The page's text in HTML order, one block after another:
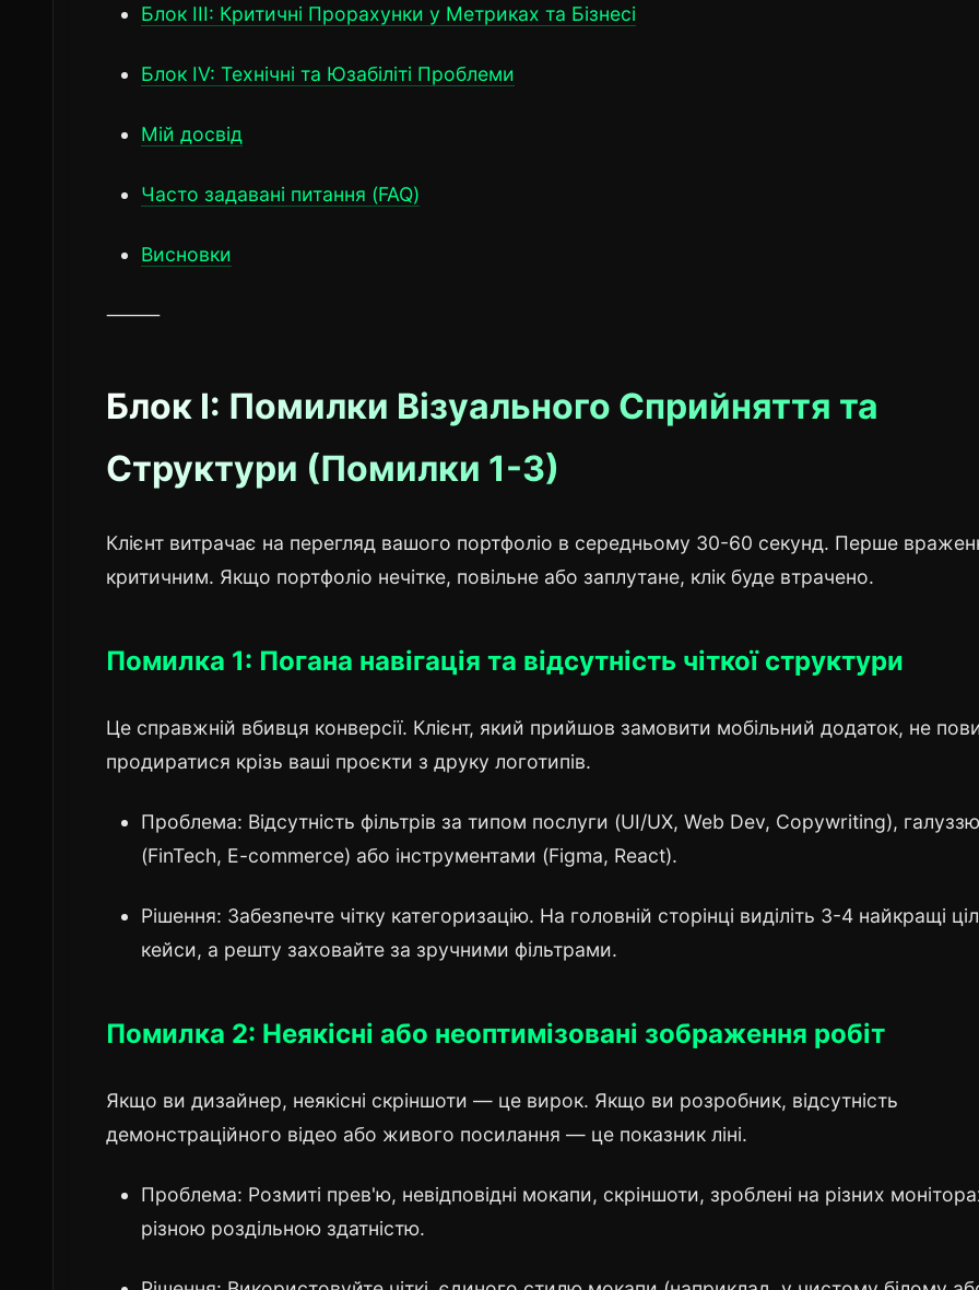
Блок III: Критичні Прорахунки у Метриках та Бізнесі
Блок IV: Технічні та Юзабіліті Проблеми
Мій досвід
Часто задавані питання (FAQ)
Висновки
⸻
Блок I: Помилки Візуального Сприйняття та
Структури (Помилки 1-3)
Клієнт витрачає на перегляд вашого портфоліо в середньому 30-60 секунд. Перше
критичним. Якщо портфоліо нечітке, повільне або заплутане, клік буде втрачено.
Помилка 1: Погана навігація та відсутність чіткої структури
Це справжній вбивця конверсії. Клієнт, який прийшов замовити мобільний додаток, не
продиратися крізь ваші проєкти з друку логотипів.
Проблема: Відсутність фільтрів за типом послуги (UI/UX, Web Dev, Copywriting), галуззю
(FinTech, E-commerce) або інструментами (Figma, React).
Рішення: Забезпечте чітку категоризацію. На головній сторінці виділіть 3-4 найкращі
кейси, а решту заховайте за зручними фільтрами.
Помилка 2: Неякісні або неоптимізовані зображення робіт
Якщо ви дизайнер, неякісні скріншоти — це вирок. Якщо ви розробник, відсутність
демонстраційного відео або живого посилання — це показник ліні.
Проблема: Розмиті прев'ю, невідповідні мокапи, скріншоти, зроблені на різних
різною роздільною здатністю.